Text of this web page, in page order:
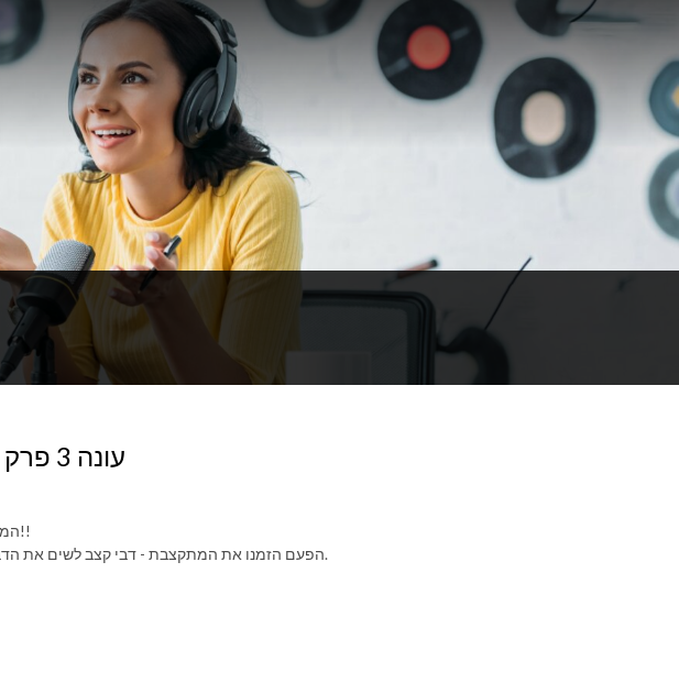
עונה 3 פרק 2 תקציב עם דבי קצב
המילה הכי מלחיצה בתהליך השיפוץ היא התקציב!!
הפעם הזמנו את המתקצבת - דבי קצב לשים את הדברים על השולחן ולהסתכל אל התקציב בעיניים.